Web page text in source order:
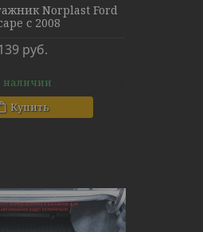
Norplast Ford
с 2008
руб.
наличии
Купить